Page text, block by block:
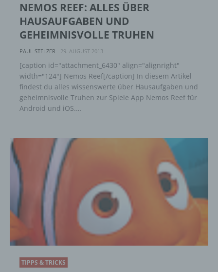
NEMOS REEF: ALLES ÜBER
HAUSAUFGABEN UND
GEHEIMNISVOLLE TRUHEN
PAUL STELZER - 29. AUGUST 2013
[caption id="attachment_6430" align="alignright"
width="124"] Nemos Reef[/caption] In diesem Artikel
findest du alles wissenswerte über Hausaufgaben und
geheimnisvolle Truhen zur Spiele App Nemos Reef für
Android und iOS.…
TIPPS & TRICKS